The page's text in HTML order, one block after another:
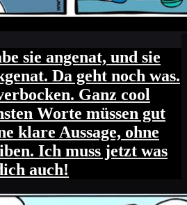
sie angenat, und sie
Da geht noch was.
Ganz cool
Worte müssen gut
klare Aussage, ohne
Ich muss jetzt was
auch!